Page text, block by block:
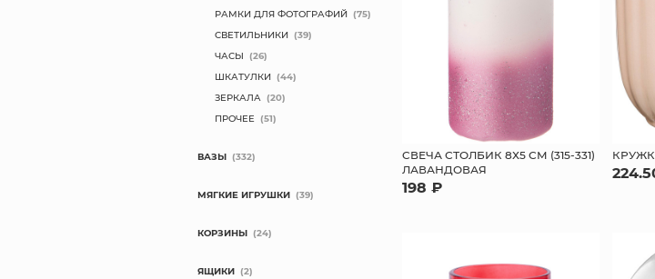
CВЕЧА СТОЛБИК 8Х5 СМ (315-331)
ЛАВАНДОВАЯ
198 ₽
РАМКИ ДЛЯ ФОТОГРАФИЙ (75)
СВЕТИЛЬНИКИ (39)
ЧАСЫ (26)
ШКАТУЛКИ (44)
ЗЕРКАЛА (20)
ПРОЧЕЕ (51)
ВАЗЫ (332)
МЯГКИЕ ИГРУШКИ (39)
КОРЗИНЫ (24)
ЯЩИКИ (2)